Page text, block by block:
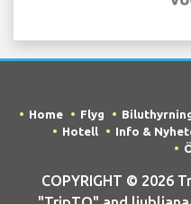
Home Flyg
Hotell
Info &
COPYRIGHT © 2026